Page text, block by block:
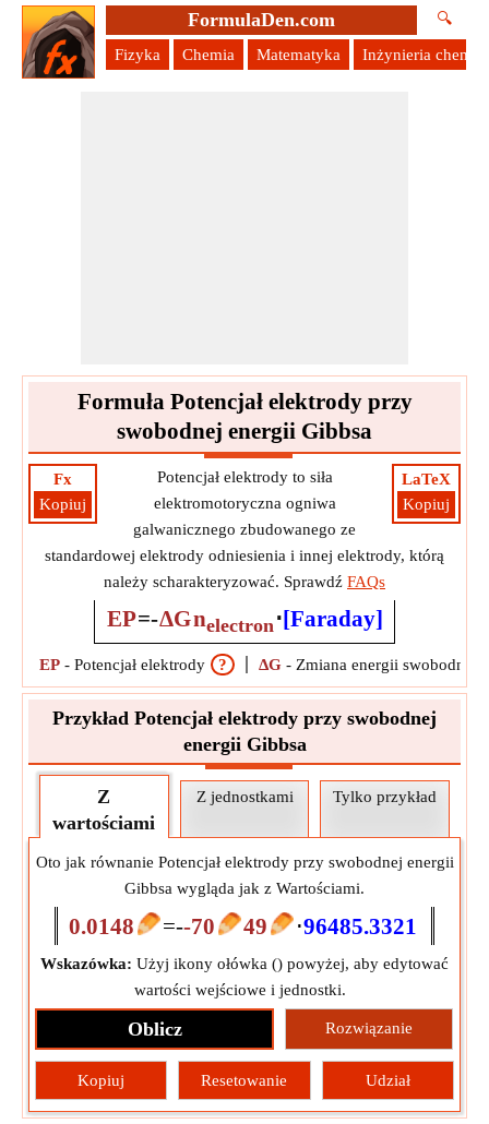
FormulaDen.com 🔍
Fizyka Chemia Matematyka Inżynieria
Formuła Potencjał elektrody przy
swobodnej energii Gibbsa
Fx
Kopiuj
LaTeX
Kopiuj
Potencjał elektrody to siła
elektromotoryczna ogniwa
galwanicznego zbudowanego ze
standardowej elektrody odniesienia i innej elektrody, którą
należy scharakteryzować. Sprawdź FAQs
EP=-ΔGnelectron⋅[Faraday]
EP - Potencjał elektrody ? ΔG - Zmiana energii swobodnej
Przykład Potencjał elektrody przy swobodnej
energii Gibbsa
Z
wartościami
Z jednostkami Tylko przykład
Oto jak równanie Potencjał elektrody przy swobodnej energii
Gibbsa wygląda jak z Wartościami.
0.0148 =--70 49 ⋅96485.3321
Wskazówka: Użyj ikony ołówka () powyżej, aby edytować
wartości wejściowe i jednostki.
Oblicz Rozwiązanie
Kopiuj Resetowanie Udział